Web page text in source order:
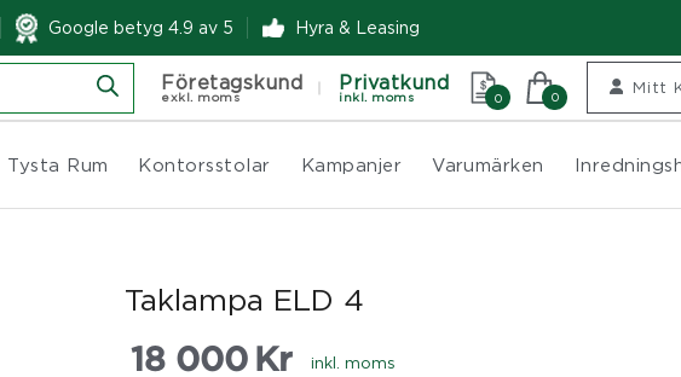
Google betyg 4.9 av 5 Hyra & Leasing
Företagskund
exkl. moms
Privatkund
inkl. moms 0 0
Mitt
Tysta Rum Kontorsstolar Kampanjer Varumärken
Taklampa ELD 4
18 000 Kr inkl. moms